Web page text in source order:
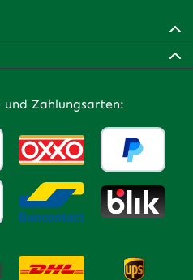
und Zahlungsarten: